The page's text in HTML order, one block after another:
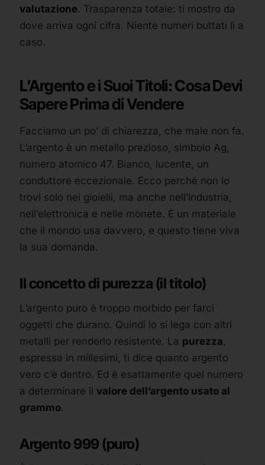
valutazione. Trasparenza totale: ti mostro da
dove arriva ogni cifra. Niente numeri buttati lì a
caso.
L’Argento e i Suoi Titoli: Cosa Devi
Sapere Prima di Vendere
Facciamo un po’ di chiarezza, che male non fa.
L’argento è un metallo prezioso, simbolo Ag,
numero atomico 47. Bianco, lucente, un
conduttore eccezionale. Ecco perché non lo
trovi solo nei gioielli, ma anche nell’industria,
nell’elettronica e nelle monete. È un materiale
che il mondo usa davvero, e questo tiene viva
la sua domanda.
Il concetto di purezza (il titolo)
L’argento puro è troppo morbido per farci
oggetti che durano. Quindi lo si lega con altri
metalli per renderlo resistente. La purezza,
espressa in millesimi, ti dice quanto argento
vero c’è dentro. Ed è esattamente quel numero
a determinare il valore dell’argento usato al
grammo.
Argento 999 (puro)